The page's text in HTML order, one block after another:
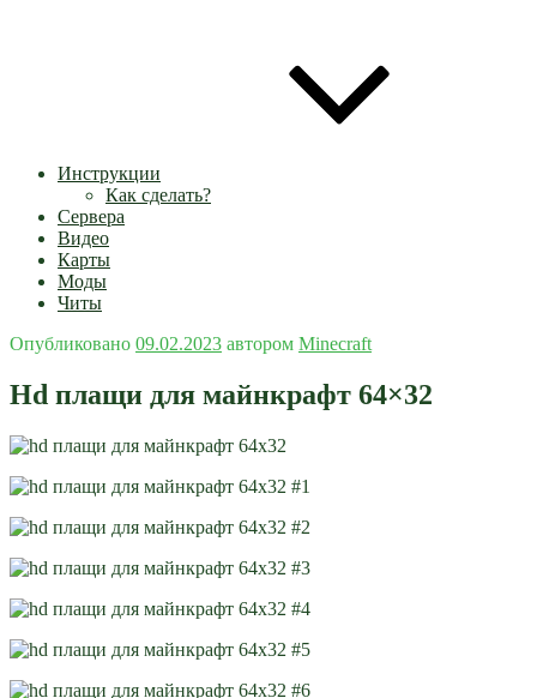
Инструкции
Как сделать?
Сервера
Видео
Карты
Моды
Читы
Опубликовано 09.02.2023 автором Minecraft
Hd плащи для майнкрафт 64×32